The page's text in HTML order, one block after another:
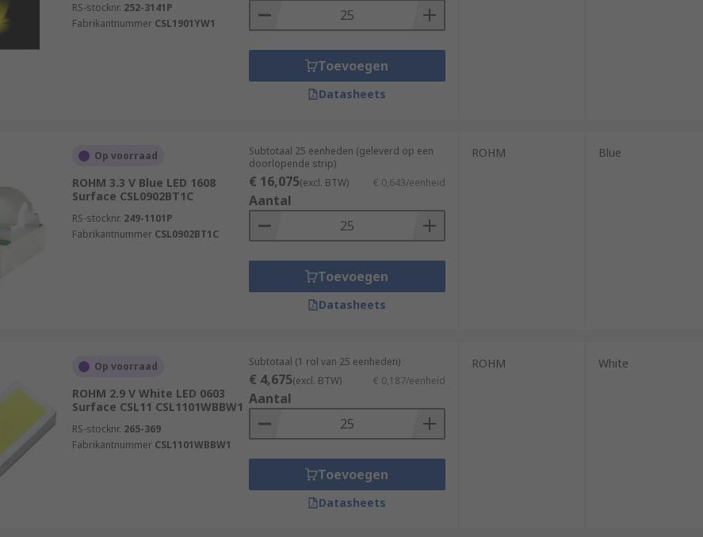
RS-stocknr. 252-3141P
Fabrikantnummer CSL1901YW1
Toevoegen
Datasheets
Op voorraad
ROHM 3.3 V Blue LED 1608
Surface CSL0902BT1C
RS-stocknr. 249-1101P
Fabrikantnummer CSL0902BT1C
Subtotaal 25 eenheden (geleverd op een
doorlopende strip)
€ 16,075(excl. BTW) € 0,643/eenheid
Aantal
Toevoegen
Datasheets
ROHM Blue
Op voorraad
ROHM 2.9 V White LED 0603
Surface CSL11 CSL1101WBBW1
RS-stocknr. 265-369
Fabrikantnummer CSL1101WBBW1
Subtotaal (1 rol van 25 eenheden)
€ 4,675(excl. BTW) € 0,187/eenheid
Aantal
Toevoegen
Datasheets
ROHM White